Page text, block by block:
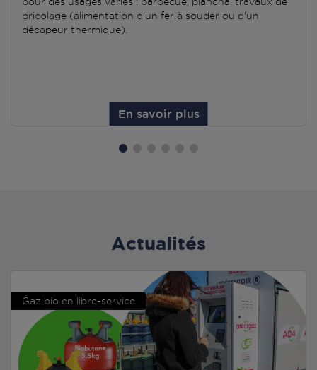
bricolage (alimentation d'un fer à souder ou d'un
décapeur thermique).
En savoir plus
Actualités
Gaz bio en libre-service